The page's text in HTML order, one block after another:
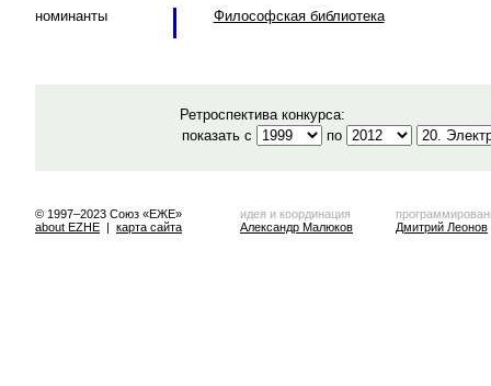
номинанты Философская библиотека
Ретроспектива конкурса:
показать с
по
© 1997–2023 Союз «ЕЖЕ»
about EZHE | карта сайта
идея и координация
Александр Малюков
Дмитрий Леонов